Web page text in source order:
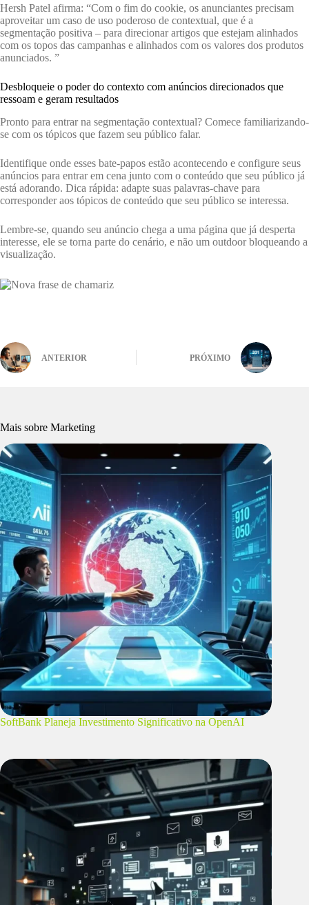
Hersh Patel afirma: “Com o fim do cookie, os anunciantes precisam
aproveitar um caso de uso poderoso de contextual, que é a
segmentação positiva – para direcionar artigos que estejam alinhados
com os topos das campanhas e alinhados com os valores dos produtos
anunciados. ”
Desbloqueie o poder do contexto com anúncios direcionados que
ressoam e geram resultados
Pronto para entrar na segmentação contextual? Comece familiarizando-
se com os tópicos que fazem seu público falar.
Identifique onde esses bate-papos estão acontecendo e configure seus
anúncios para entrar em cena junto com o conteúdo que seu público já
está adorando. Dica rápida: adapte suas palavras-chave para
corresponder aos tópicos de conteúdo que seu público se interessa.
Lembre-se, quando seu anúncio chega a uma página que já desperta
interesse, ele se torna parte do cenário, e não um outdoor bloqueando a
visualização.
ANTERIOR PRÓXIMO
Mais sobre Marketing
SoftBank Planeja Investimento Significativo na OpenAI